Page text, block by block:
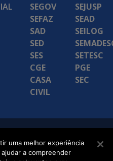
SEGOV
SEFAZ
SAD
SED
SES
CGE
CASA
CIVIL
SEJUSP
SEAD
SEILOG
SETESC
PGE
SEC
uma melhor experiência
a compreender